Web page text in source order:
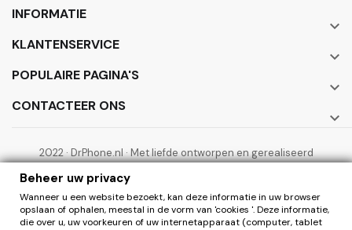
INFORMATIE

KLANTENSERVICE

POPULAIRE PAGINA'S

CONTACTEER ONS

2022 · DrPhone.nl · Met liefde ontworpen en gerealiseerd
Beheer uw privacy
Wanneer u een website bezoekt, kan deze informatie in uw browser
opslaan of ophalen, meestal in de vorm van 'cookies '. Deze informatie,
die over u, uw voorkeuren of uw internetapparaat (computer, tablet